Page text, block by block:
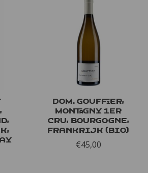
Dom. Gouffier,
Montagny 1er
Cru, Bourgogne,
Frankrijk (bio)
€45,00